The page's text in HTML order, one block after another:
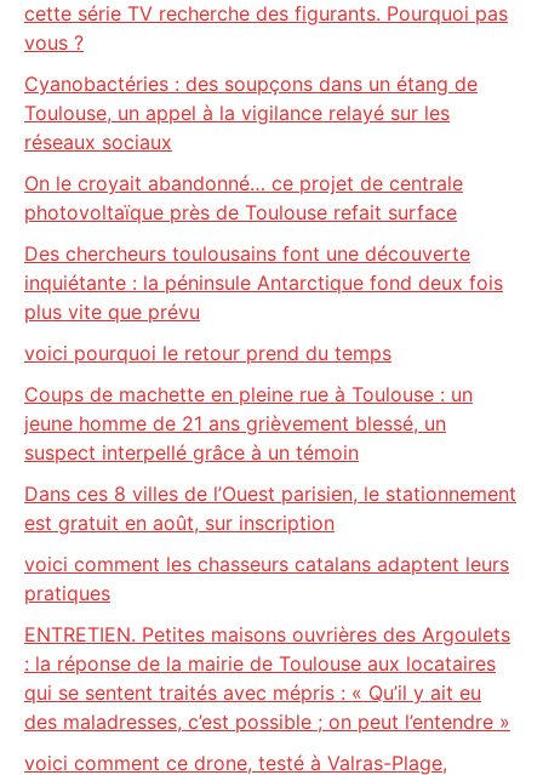
cette série TV recherche des figurants. Pourquoi pas
vous ?
Cyanobactéries : des soupçons dans un étang de
Toulouse, un appel à la vigilance relayé sur les
réseaux sociaux
On le croyait abandonné… ce projet de centrale
photovoltaïque près de Toulouse refait surface
Des chercheurs toulousains font une découverte
inquiétante : la péninsule Antarctique fond deux fois
plus vite que prévu
voici pourquoi le retour prend du temps
Coups de machette en pleine rue à Toulouse : un
jeune homme de 21 ans grièvement blessé, un
suspect interpellé grâce à un témoin
Dans ces 8 villes de l’Ouest parisien, le stationnement
est gratuit en août, sur inscription
voici comment les chasseurs catalans adaptent leurs
pratiques
ENTRETIEN. Petites maisons ouvrières des Argoulets
: la réponse de la mairie de Toulouse aux locataires
qui se sentent traités avec mépris : « Qu’il y ait eu
des maladresses, c’est possible ; on peut l’entendre »
voici comment ce drone, testé à Valras-Plage,